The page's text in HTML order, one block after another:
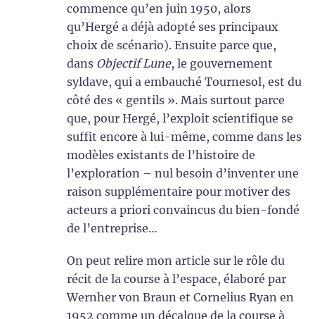
commence qu’en juin 1950, alors
qu’Hergé a déjà adopté ses principaux
choix de scénario). Ensuite parce que,
dans Objectif Lune, le gouvernement
syldave, qui a embauché Tournesol, est du
côté des « gentils ». Mais surtout parce
que, pour Hergé, l’exploit scientifique se
suffit encore à lui-même, comme dans les
modèles existants de l’histoire de
l’exploration – nul besoin d’inventer une
raison supplémentaire pour motiver des
acteurs a priori convaincus du bien-fondé
de l’entreprise…
On peut relire mon article sur le rôle du
récit de la course à l’espace, élaboré par
Wernher von Braun et Cornelius Ryan en
1952 comme un décalque de la course à